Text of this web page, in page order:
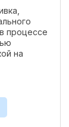
процессе
на
трения